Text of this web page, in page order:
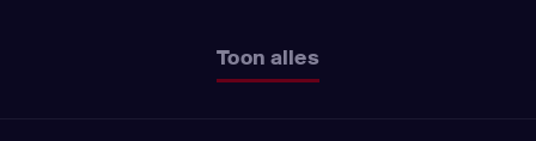
Toon alles